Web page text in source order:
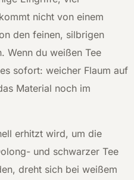
nicht von einem
den feinen, silbrigen
Wenn du weißen Tee
sofort: weicher Flaum auf
Material noch im
erhitzt wird, um die
und schwarzer Tee
dreht sich bei weißem